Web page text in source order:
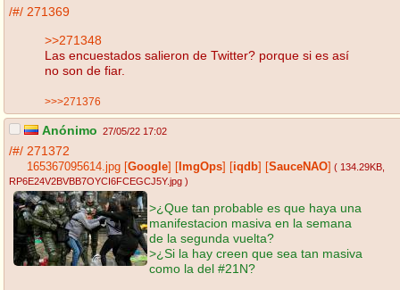
/#/ 271369
>>271348
Las encuestados salieron de Twitter? porque si es así
no son de fiar.
>>>271376
Anónimo 27/05/22 17:02
/#/ 271372
165367095614.jpg Google ImgOps iqdb SauceNAO ( 134.29KB
RP6E24V2BVBB7OYCI6FCEGCJ5Y.jpg )
>¿Que tan probable es que haya una
manifestacion masiva en la semana
de la segunda vuelta?
>¿Si la hay creen que sea tan masiva
como la del #21N?